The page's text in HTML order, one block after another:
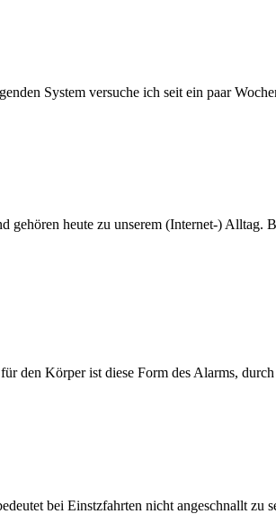
System versuche ich seit ein paar
heute zu unserem (Internet-) Alltag.
den Körper ist diese Form des Alarms,
bei Einstzfahrten nicht angeschnallt zu